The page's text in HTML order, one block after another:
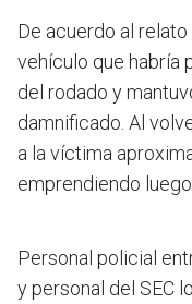
De acuerdo al
vehículo que habría
del rodado y
damnificado. Al
a la víctima
emprendiendo
Personal policial
y personal del SEC